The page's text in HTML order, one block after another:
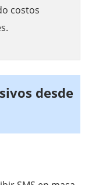
costos
desde